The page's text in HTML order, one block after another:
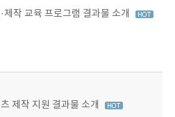
작 교육 프로그램 결과물 소개
제작 지원 결과물 소개